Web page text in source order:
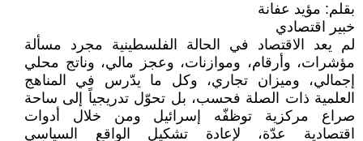
بقلم: مؤيد عفانة
خبير اقتصادي
لم يعد الاقتصاد في الحالة الفلسطينية مجرد مسألة
مؤشرات، وأرقام، وموازنات، وعجز مالي، وناتج محلي
إجمالي، وميزان تجاري، وكل ما يدّرس في المناهج
العلمية ذات الصلة فحسب، بل تحوّل تدريجياً إلى ساحة
صراع مركزية توظفّه إسرائيل ومن خلال أدوات
اقتصادية عدّة، لإعادة تشكيل الواقع السياسي